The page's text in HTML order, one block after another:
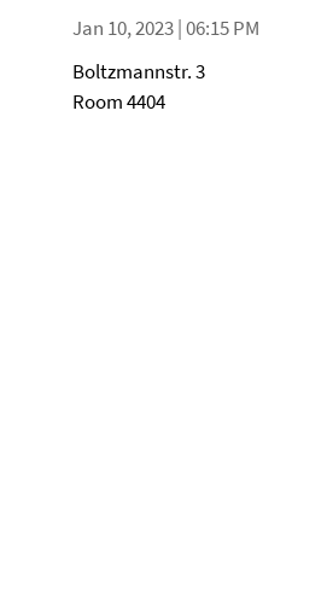
Jan 10, 2023 | 06:15 PM
Boltzmannstr. 3
Room 4404